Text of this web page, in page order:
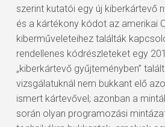
szerint kutatói egy új kiberkártevő
és a kártékony kódot az amerikai
kiberműveleteihez találták
rendellenes kódrészleteket egy
„kiberkártevő gyűjteményben”
vizsgálatuknál nem bukkant elő
ismert kártevővel; azonban a
során olyan programozási